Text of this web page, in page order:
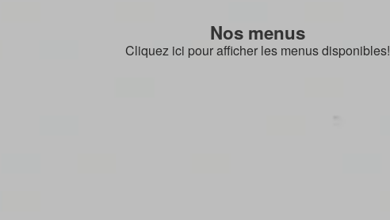
Nos menus
Cliquez ici pour afficher les menus disponibles!